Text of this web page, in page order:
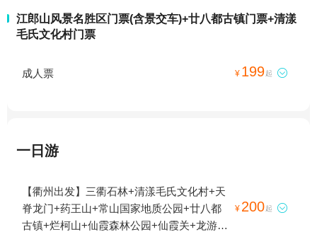
江郎山风景名胜区门票(含景交车)+廿八都古镇门票+清漾
毛氏文化村门票
成人票 ¥ 199起 
一日游
【衢州出发】三衢石林+清漾毛氏文化村+天
脊龙门+药王山+常山国家地质公园+廿八都
古镇+烂柯山+仙霞森林公园+仙霞关+龙游石
¥ 200起 